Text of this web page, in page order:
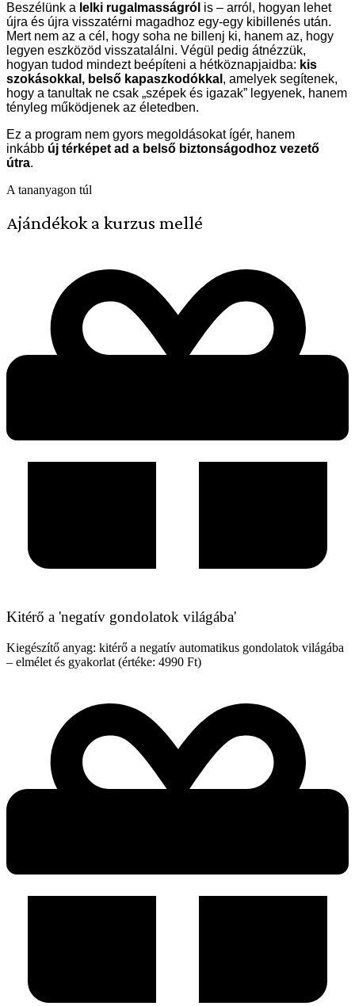
Beszélünk a lelki rugalmasságról is – arról, hogyan lehet
újra és újra visszatérni magadhoz egy-egy kibillenés után.
Mert nem az a cél, hogy soha ne billenj ki, hanem az, hogy
legyen eszközöd visszatalálni. Végül pedig átnézzük,
hogyan tudod mindezt beépíteni a hétköznapjaidba: kis
szokásokkal, belső kapaszkodókkal , amelyek segítenek,
hogy a tanultak ne csak „szépek és igazak” legyenek, hanem
tényleg működjenek az életedben.
Ez a program nem gyors megoldásokat ígér, hanem
inkább új térképet ad a belső biztonságodhoz vezető
útra.
A tananyagon túl
Ajándékok a kurzus mellé
Kitérő a 'negatív gondolatok világába'
Kiegészítő anyag: kitérő a negatív automatikus gondolatok világába
– elmélet és gyakorlat (értéke: 4990 Ft)